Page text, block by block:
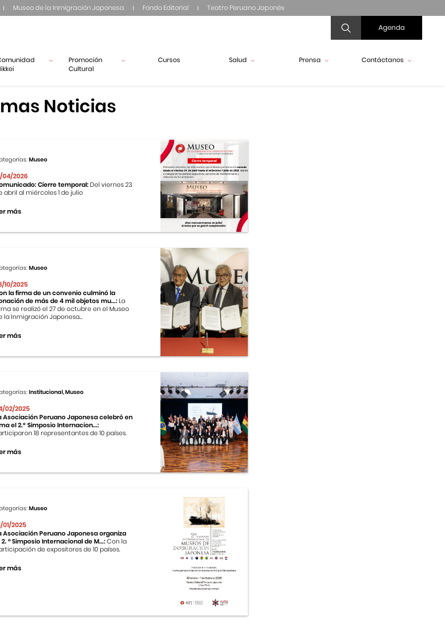
Museo de la Inmigración Japonesa Fondo Editorial Teatro Peruano Japonés
Agenda
Promoción
Cultural
Cursos Salud Prensa Contáctanos
Noticias
Museo
04/2026
Cierre temporal: Del viernes 23
abril al miércoles 1 de julio
más
Museo
10/2025
la firma de un convenio culminó la
de más de 4 mil objetos mu...: La
se realizó el 27 de octubre en el Museo
la Inmigración Japonesa...
más
Institucional, Museo
02/2025
Asociación Peruano Japonesa celebró en
el 2.º Simposio Internacion...:
18 representantes de 10 países.
más
Museo
01/2025
Asociación Peruano Japonesa organiza
2. ° Simposio Internacional de M...:Con la
de expositores de 10 países.
más